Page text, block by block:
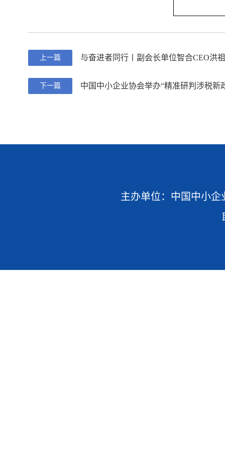
上一篇 与奋进者同行丨副会长单位智合CEO洪
下一篇 中国中小企业协会举办“精准研判涉税
主办单位：中国中小